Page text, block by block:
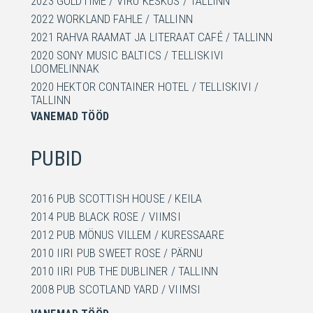
2009 RESTORAN CHICAGO / TALLINN
2009 CAFE MMUAH / TALLINN
2008 AMPS BISTROO 3D / PIRITA, TALLINN
2008 AMPS BISTROO 3D / MUSTAMÄE, TALLINN
2008 ASIA RESTORAN 3D / TALLINN
2007 CLUB VON ÜBERBLINGEN / TALLINN
2007 BISTROO MERCADO 3D / TALLINN
1995 CLUB AFRICA / HAAPSALU
2022 WORKLAND FAHLE / TALLINN
2021 RAHVA RAAMAT JA LITERAAT CAFÉ / TALLINN
2020 SONY MUSIC BALTICS / TELLISKIVI
LOOMELINNAK
2020 HEKTOR CONTAINER HOTEL / TELLISKIVI /
TALLINN
2019 RAHVA RAAMAT / VANALINNA KAUPLUS /
2019 WORKLAND MAAKRI / TALLINN
2019 RAHVA RAAMAT / RESTO / POOD / KONTOR /
2018 WORKLAND VABADUSE / TALLINN
2018 CIVITTA KONTOR / TARTU
2018 TALLINN MUSIC WEEK KONTOR / TELLISKIVI
LOOMELINNAK
2017 RAHVA RAAMAT KAUPLUSTE 3D
KONTSEPTSIOON / TALLINN
2017 E-KOOL KONTOR / TALLINN
VANEMAD TÖÖD
PUBID
2016 PUB SCOTTISH HOUSE / KEILA
2014 PUB BLACK ROSE / VIIMSI
2012 PUB MÖNUS VILLEM / KURESSAARE
2010 IIRI PUB SWEET ROSE / PÄRNU
2010 IIRI PUB THE DUBLINER / TALLINN
2008 PUB SCOTLAND YARD / VIIMSI
2005 PUB SCOTLAND YARD 3D / KRISTIINE KESKUS,